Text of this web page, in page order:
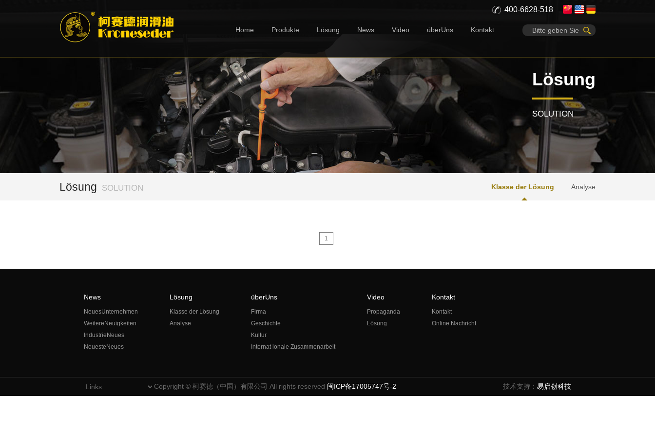
400-6628-518
Home Produkte Lösung News Video überUns Kontakt
Lösung
SOLUTION
Lösung SOLUTION Klasse der Lösung Analyse
1
News
NeuesUnternehmen
WeitereNeuigkeiten
IndustrieNeues
NeuesteNeues
Lösung
Klasse der Lösung
Analyse
überUns
Firma
Geschichte
Kultur
Internat ionale Zusammenarbeit
Video
Propaganda
Lösung
Kontakt
Kontakt
Online Nachricht
Copyright © 柯赛德（中国）有限公司 All rights reserved 闽ICP备17005747号-2 技术支持： 易启创科技